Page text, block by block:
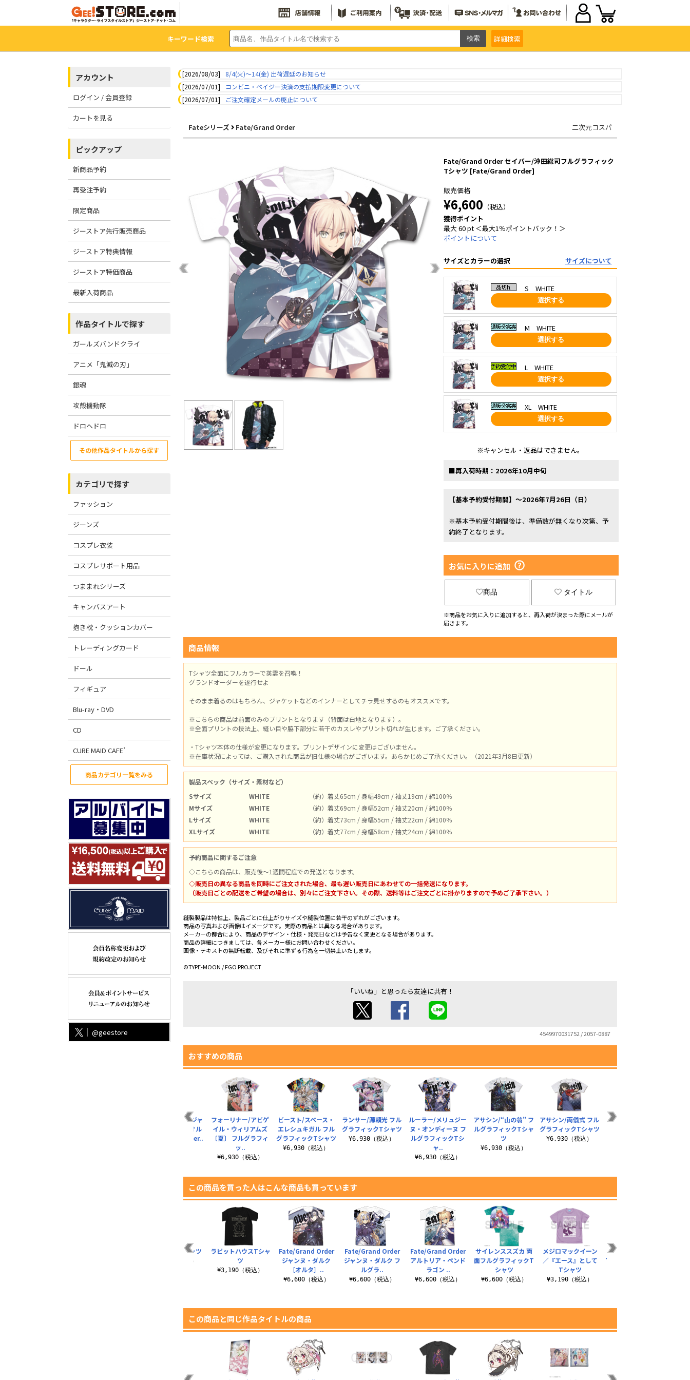
キーワード検索 詳細検索
アカウント
ログイン / 会員登録
カートを見る
ピックアップ
新商品予約
再受注予約
限定商品
ジーストア先行販売商品
ジーストア特典情報
ジーストア特価商品
最新入荷商品
作品タイトルで探す
ガールズバンドクライ
アニメ「鬼滅の刃」
銀魂
攻殻機動隊
ドロヘドロ
その他作品タイトルから探す
カテゴリで探す
ファッション
ジーンズ
コスプレ衣装
コスプレサポート用品
つままれシリーズ
キャンバスアート
抱き枕・クッションカバー
トレーディングカード
ドール
フィギュア
Blu-ray・DVD
CD
CURE MAID CAFE’
商品カテゴリ一覧をみる
@geestore
[2026/08/03]
8/4(火)～14(金) 出荷遅延のお知らせ
[2026/07/01]
コンビニ・ペイジー決済の支払期限変更について
[2026/07/01]
ご注文確定メールの廃止について
Fateシリーズ Fate/Grand Order 二次元コスパ
Fate/Grand Order セイバー/沖田総司フルグラフィック
Tシャツ [Fate/Grand Order]
販売価格
¥6,600 （税込）
獲得ポイント
最大 60 pt ＜最大1％ポイントバック！＞
ポイントについて
サイズとカラーの選択 サイズについて
S WHITE
選択する
M WHITE
選択する
L WHITE
選択する
XL WHITE
選択する
※キャンセル・返品はできません。
■再入荷時期：2026年10月中旬
【基本予約受付期間】～2026年7月26日（日）
※基本予約受付期間後は、準備数が無くなり次第、予
約終了となります。
お気に入りに追加
商品 タイトル
※商品をお気に入りに追加すると、再入荷が決まった際にメールが
届きます。
商品情報
Tシャツ全面にフルカラーで英霊を召喚！
グランドオーダーを遂行せよ
そのまま着るのはもちろん、ジャケットなどのインナーとしてチラ見せするのもオススメです。
※こちらの商品は前面のみのプリントとなります（背面は白地となります）。
※全面プリントの技法上、縫い目や脇下部分に若干のカスレやプリント切れが生じます。ご了承ください。
・Tシャツ本体の仕様が変更になります。プリントデザインに変更はございません。
※在庫状況によっては、ご購入された商品が旧仕様の場合がございます。あらかじめご了承ください。（2021年3月8日更新）
製品スペック（サイズ・素材など）
Sサイズ
WHITE
（約）着丈65cm / 身幅49cm / 袖丈19cm / 綿100％
Mサイズ
WHITE
（約）着丈69cm / 身幅52cm / 袖丈20cm / 綿100％
Lサイズ
WHITE
（約）着丈73cm / 身幅55cm / 袖丈22cm / 綿100％
XLサイズ
WHITE （約）着丈77cm / 身幅58cm / 袖丈24cm / 綿100％
予約商品に関するご注意
◇こちらの商品は、販売後～1週間程度での発送となります。
◇販売日の異なる商品を同時にご注文された場合、最も遅い販売日にあわせての一括発送になります。
（販売日ごとの配送をご希望の場合は、別々にご注文下さい。その際、送料等はご注文ごとに掛かりますので予めご了承下さい。）
縫製製品は特性上、製品ごとに仕上がりサイズや縫製位置に若干のずれがございます。
商品の写真および画像はイメージです。実際の商品とは異なる場合があります。
メーカーの都合により、商品のデザイン・仕様・発売日などは予告なく変更となる場合があります。
商品の詳細につきましては、各メーカー様にお問い合わせください。
画像・テキストの無断転載、及びそれに準ずる行為を一切禁止いたします。
©TYPE-MOON / FGO PROJECT
「いいね」と思ったら友達に共有！
4549970031752 / 2057-0887
おすすめの商品
ランサー/源頼光 フル
グラフィックTシャツ
¥6,930（税込）
ルーラー/メリュジー
ヌ・オンディーヌ フ
ルグラフィックTシ
ャ..
¥6,930（税込）
アサシン/“山の翁” フ
ルグラフィックTシャ
ツ
¥6,930（税込）
アサシン/両儀式 フル
グラフィックTシャツ
¥6,930（税込）
セイバー/アルトリ
アヴェンジャー/ジャ
ンヌ・ダルク〔オル
タ〕 邪竜の魔女ver..
フォーリナー/アビゲ
イル・ウィリアムズ
〔夏〕 フルグラフィ
ッ..
¥6,930（税込）
ビースト/スペース・
エレシュキガル フル
グラフィックTシャツ
¥6,930（税込）
この商品を買った人はこんな商品も買っています
Fate/Grand Order
ジャンヌ・ダルク フ
ルグラ..
¥6,600（税込）
Fate/Grand Order
アルトリア・ペンド
ラゴン ..
¥6,600（税込）
サイレンススズカ 両
面フルグラフィックT
シャツ
¥6,600（税込）
メジロマックイーン
／『エース』として
Tシャツ
¥3,190（税込）
ナリタブライアン／
Two Pieces Tシャツ
金のノッブTシャツ
¥3,190（税込）
ラビットハウスTシャ
ツ
¥3,190（税込）
Fate/Grand Order
ジャンヌ・ダルク
［オルタ］..
¥6,600（税込）
この商品と同じ作品タイトルの商品